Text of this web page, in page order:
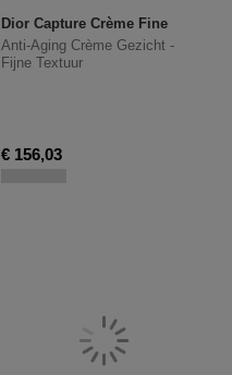
Dior Capture Crème Fine
Anti-Aging Crème Gezicht -
Fijne Textuur
€ 156,03